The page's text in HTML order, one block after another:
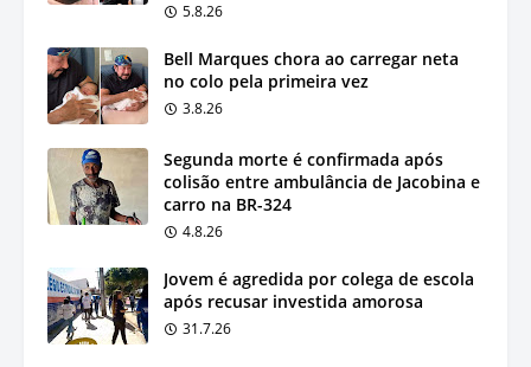
5.8.26
Bell Marques chora ao carregar neta
no colo pela primeira vez
3.8.26
Segunda morte é confirmada após
colisão entre ambulância de Jacobina e
carro na BR-324
4.8.26
Jovem é agredida por colega de escola
após recusar investida amorosa
31.7.26